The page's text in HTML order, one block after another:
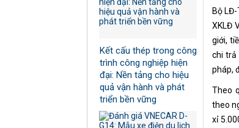
Bộ
XKLĐ
giới,
chi trả
pháp,
Theo
theo
xỉ
Kết cấu thép trong công
trình công nghiệp hiện
đại: Nền tảng cho hiệu
quả vận hành và phát
triển bền vững